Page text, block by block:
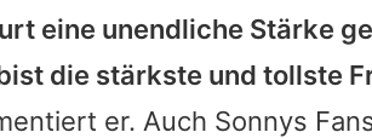
eine unendliche Stärke
die stärkste und tollste
er. Auch Sonnys